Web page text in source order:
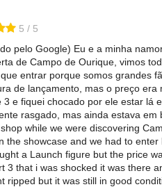
5 / 5
pelo Google) Eu e a minha
de Campo de Ourique, vimos
entrar porque somos grandes
de lançamento, mas o preço
3 e fiquei chocado por ele estar lá
rasgado, mas ainda estava
while we were discovering
the showcase and we had to
a Launch figure but the price
3 that i was shocked it was there
ripped but it was still in good